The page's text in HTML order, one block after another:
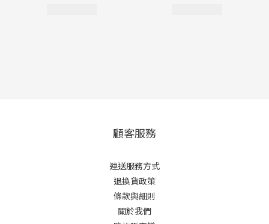
顧客服務
運送服務方式
退換貨政策
條款與細則
關於我們